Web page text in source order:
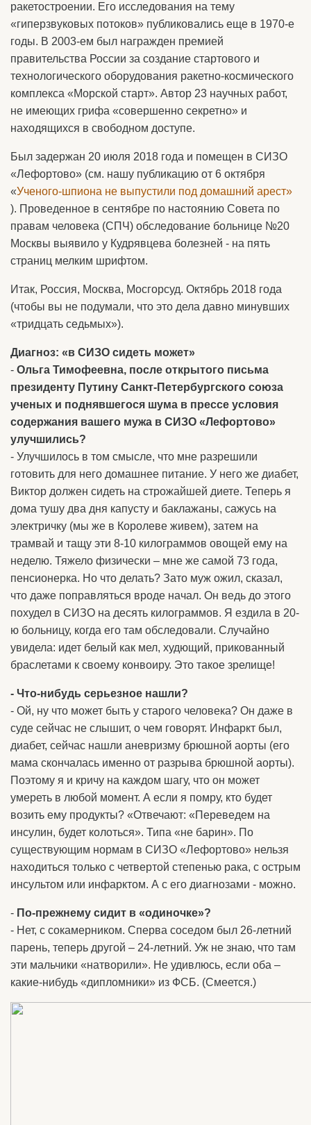
ракетостроении. Его исследования на тему
«гиперзвуковых потоков» публиковались еще в 1970-е
годы. В 2003-ем был награжден премией
правительства России за создание стартового и
технологического оборудования ракетно-космического
комплекса «Морской старт». Автор 23 научных работ,
не имеющих грифа «совершенно секретно» и
находящихся в свободном доступе.
Был задержан 20 июля 2018 года и помещен в СИЗО
«Лефортово» (см. нашу публикацию от 6 октября
«Ученого-шпиона не выпустили под домашний арест»
). Проведенное в сентябре по настоянию Совета по
правам человека (СПЧ) обследование больнице №20
Москвы выявило у Кудрявцева болезней - на пять
страниц мелким шрифтом.
Итак, Россия, Москва, Мосгорсуд. Октябрь 2018 года
(чтобы вы не подумали, что это дела давно минувших
«тридцать седьмых»).
Диагноз: «в СИЗО сидеть может»
- Ольга Тимофеевна, после открытого письма
президенту Путину Санкт-Петербургского союза
ученых и поднявшегося шума в прессе условия
содержания вашего мужа в СИЗО «Лефортово»
улучшились?
- Улучшилось в том смысле, что мне разрешили
готовить для него домашнее питание. У него же диабет,
Виктор должен сидеть на строжайшей диете. Теперь я
дома тушу два дня капусту и баклажаны, сажусь на
электричку (мы же в Королеве живем), затем на
трамвай и тащу эти 8-10 килограммов овощей ему на
неделю. Тяжело физически – мне же самой 73 года,
пенсионерка. Но что делать? Зато муж ожил, сказал,
что даже поправляться вроде начал. Он ведь до этого
похудел в СИЗО на десять килограммов. Я ездила в 20-
ю больницу, когда его там обследовали. Случайно
увидела: идет белый как мел, худющий, прикованный
браслетами к своему конвоиру. Это такое зрелище!
- Что-нибудь серьезное нашли?
- Ой, ну что может быть у старого человека? Он даже в
суде сейчас не слышит, о чем говорят. Инфаркт был,
диабет, сейчас нашли аневризму брюшной аорты (его
мама скончалась именно от разрыва брюшной аорты).
Поэтому я и кричу на каждом шагу, что он может
умереть в любой момент. А если я помру, кто будет
возить ему продукты? «Отвечают: «Переведем на
инсулин, будет колоться». Типа «не барин». По
существующим нормам в СИЗО «Лефортово» нельзя
находиться только с четвертой степенью рака, с острым
инсультом или инфарктом. А с его диагнозами - можно.
- По-прежнему сидит в «одиночке»?
- Нет, с сокамерником. Сперва соседом был 26-летний
парень, теперь другой – 24-летний. Уж не знаю, что там
эти мальчики «натворили». Не удивлюсь, если оба –
какие-нибудь «дипломники» из ФСБ. (Смеется.)